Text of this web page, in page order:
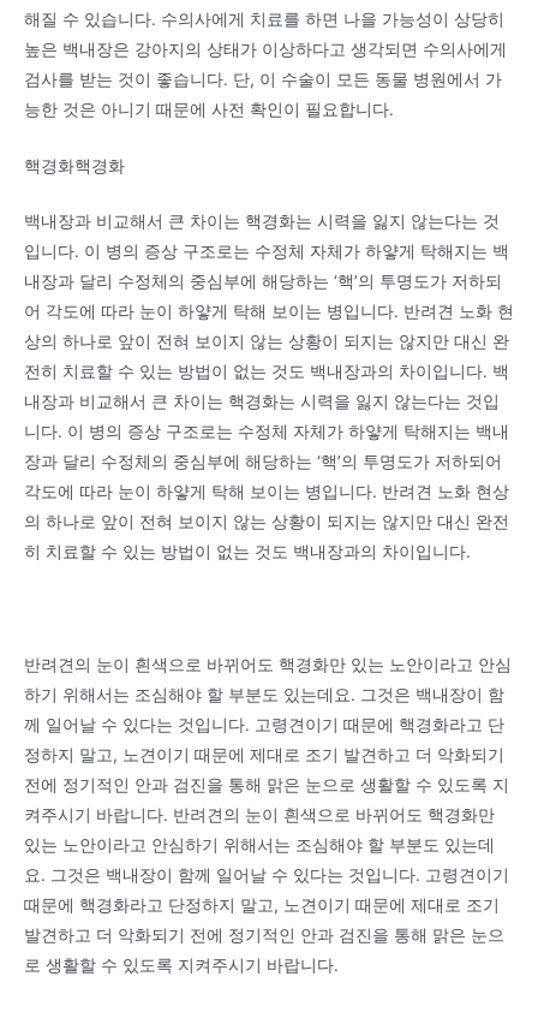
해질 수 있습니다. 수의사에게 치료를 하면 나을 가능성이 상당히
높은 백내장은 강아지의 상태가 이상하다고 생각되면 수의사에게
검사를 받는 것이 좋습니다. 단, 이 수술이 모든 동물 병원에서 가
능한 것은 아니기 때문에 사전 확인이 필요합니다.
핵경화핵경화
백내장과 비교해서 큰 차이는 핵경화는 시력을 잃지 않는다는 것
입니다. 이 병의 증상 구조로는 수정체 자체가 하얗게 탁해지는 백
내장과 달리 수정체의 중심부에 해당하는 ‘핵’의 투명도가 저하되
어 각도에 따라 눈이 하얗게 탁해 보이는 병입니다. 반려견 노화 현
상의 하나로 앞이 전혀 보이지 않는 상황이 되지는 않지만 대신 완
전히 치료할 수 있는 방법이 없는 것도 백내장과의 차이입니다. 백
내장과 비교해서 큰 차이는 핵경화는 시력을 잃지 않는다는 것입
니다. 이 병의 증상 구조로는 수정체 자체가 하얗게 탁해지는 백내
장과 달리 수정체의 중심부에 해당하는 ‘핵’의 투명도가 저하되어
각도에 따라 눈이 하얗게 탁해 보이는 병입니다. 반려견 노화 현상
의 하나로 앞이 전혀 보이지 않는 상황이 되지는 않지만 대신 완전
히 치료할 수 있는 방법이 없는 것도 백내장과의 차이입니다.
반려견의 눈이 흰색으로 바뀌어도 핵경화만 있는 노안이라고 안심
하기 위해서는 조심해야 할 부분도 있는데요. 그것은 백내장이 함
께 일어날 수 있다는 것입니다. 고령견이기 때문에 핵경화라고 단
정하지 말고, 노견이기 때문에 제대로 조기 발견하고 더 악화되기
전에 정기적인 안과 검진을 통해 맑은 눈으로 생활할 수 있도록 지
켜주시기 바랍니다. 반려견의 눈이 흰색으로 바뀌어도 핵경화만
있는 노안이라고 안심하기 위해서는 조심해야 할 부분도 있는데
요. 그것은 백내장이 함께 일어날 수 있다는 것입니다. 고령견이기
때문에 핵경화라고 단정하지 말고, 노견이기 때문에 제대로 조기
발견하고 더 악화되기 전에 정기적인 안과 검진을 통해 맑은 눈으
로 생활할 수 있도록 지켜주시기 바랍니다.